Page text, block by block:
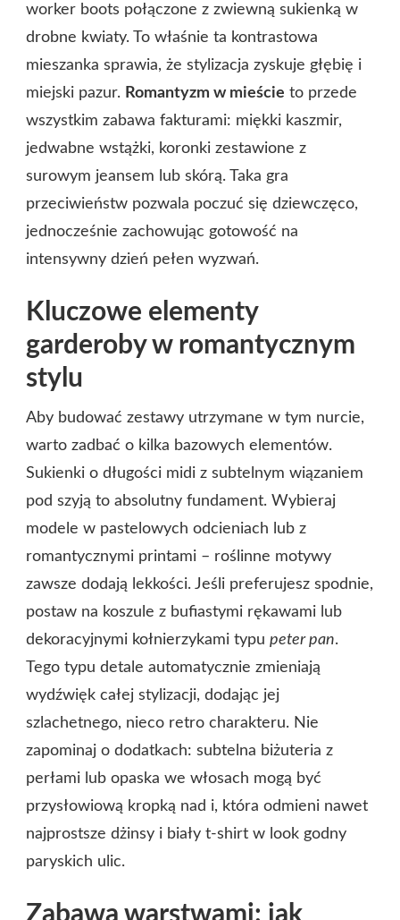
worker boots połączone z zwiewną sukienką w
drobne kwiaty. To właśnie ta kontrastowa
mieszanka sprawia, że stylizacja zyskuje głębię i
miejski pazur. Romantyzm w mieście to przede
wszystkim zabawa fakturami: miękki kaszmir,
jedwabne wstążki, koronki zestawione z
surowym jeansem lub skórą. Taka gra
przeciwieństw pozwala poczuć się dziewczęco,
jednocześnie zachowując gotowość na
intensywny dzień pełen wyzwań.
Kluczowe elementy
garderoby w romantycznym
stylu
Aby budować zestawy utrzymane w tym nurcie,
warto zadbać o kilka bazowych elementów.
Sukienki o długości midi z subtelnym wiązaniem
pod szyją to absolutny fundament. Wybieraj
modele w pastelowych odcieniach lub z
romantycznymi printami – roślinne motywy
zawsze dodają lekkości. Jeśli preferujesz spodnie,
postaw na koszule z bufiastymi rękawami lub
dekoracyjnymi kołnierzykami typu peter pan.
Tego typu detale automatycznie zmieniają
wydźwięk całej stylizacji, dodając jej
szlachetnego, nieco retro charakteru. Nie
zapominaj o dodatkach: subtelna biżuteria z
perłami lub opaska we włosach mogą być
przysłowiową kropką nad i, która odmieni nawet
najprostsze dżinsy i biały t-shirt w look godny
paryskich ulic.
Zabawa warstwami: jak